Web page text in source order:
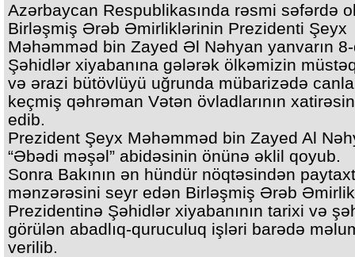
Azərbaycan Respublikasında rəsmi səfərdə
Birləşmiş Ərəb Əmirliklərinin Prezidenti Şeyx
Məhəmməd bin Zayed Əl Nəhyan yanvarın
Şəhidlər xiyabanına gələrək ölkəmizin
və ərazi bütövlüyü uğrunda mübarizədə
keçmiş qəhrəman Vətən övladlarının
edib.
Prezident Şeyx Məhəmməd bin Zayed Al
“Əbədi məşəl” abidəsinin önünə əklil qoyub.
Sonra Bakının ən hündür nöqtəsindən
mənzərəsini seyr edən Birləşmiş Ərəb
Prezidentinə Şəhidlər xiyabanının tarixi və
görülən abadlıq-quruculuq işləri barədə
verilib.